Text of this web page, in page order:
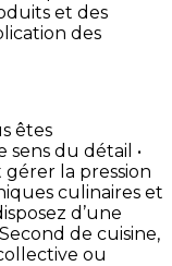
et des
des
êtes
sens du détail •
gérer la pression
culinaires et
d’une
Second de cuisine,
ou